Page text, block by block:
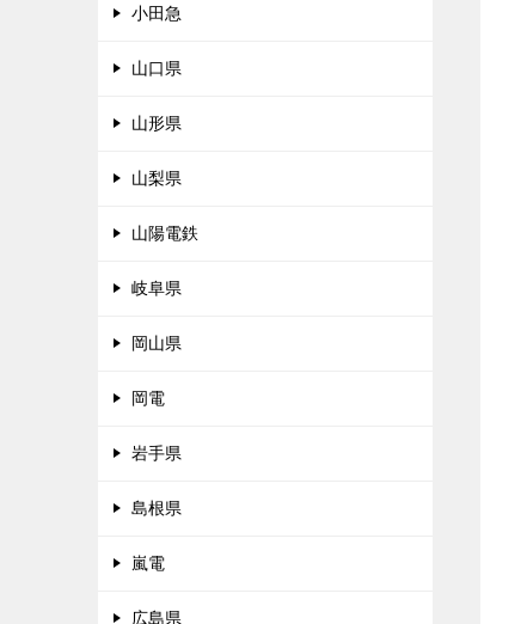
小田急
山口県
山形県
山梨県
山陽電鉄
岐阜県
岡山県
岡電
岩手県
島根県
嵐電
広島県